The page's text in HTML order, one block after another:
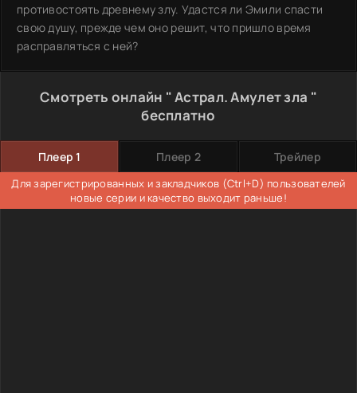
противостоять древнему злу. Удастся ли Эмили спасти
свою душу, прежде чем оно решит, что пришло время
расправляться с ней?
Смотреть онлайн " Астрал. Амулет зла "
бесплатно
Плеер 1 Плеер 2 Трейлер
Для зарегистрированных и закладчиков (Ctrl+D) пользователей
новые серии и качество выходит раньше!